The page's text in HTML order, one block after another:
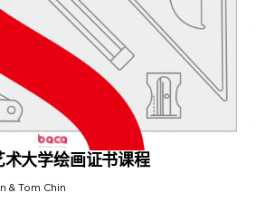
术大学绘画证书课程
& Tom Chin